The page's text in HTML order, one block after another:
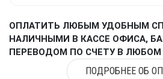
ОПЛАТИТЬ ЛЮБЫМ УДОБНЫМ
НАЛИЧНЫМИ В КАССЕ ОФИСА,
ПЕРЕВОДОМ ПО СЧЕТУ В ЛЮБОМ
ПОДРОБНЕЕ ОБ